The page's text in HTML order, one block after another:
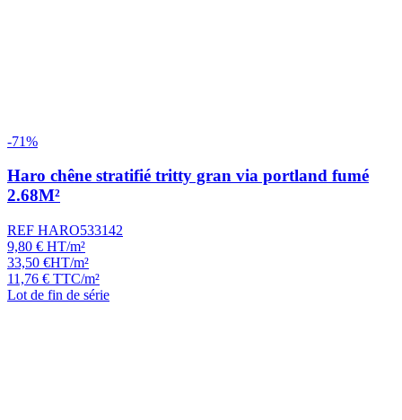
-71%
Haro chêne stratifié tritty gran via portland fumé
2.68M²
REF HARO533142
9,80 € HT/m²
33,50 €HT/m²
11,76 € TTC/m²
Lot de fin de série